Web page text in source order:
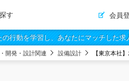
す 会員
行動を学習し、あなたにマッチした求
開発・設計関連 設備設計 【東京本社